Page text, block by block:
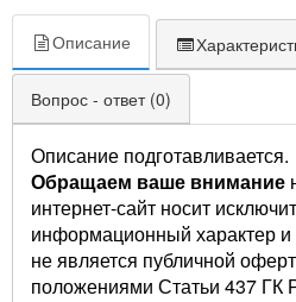
Описание
Вопрос - ответ (0)
Описание подготавливается.
Обращаем ваше внимание
интернет-сайт носит
информационный характер и
не является публичной
положениями Статьи 437 ГК